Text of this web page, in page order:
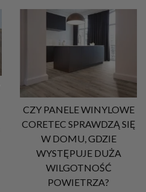
CZY PANELE WINYLOWE
CORETEC SPRAWDZĄ SIĘ
W DOMU, GDZIE
WYSTĘPUJE DUŻA
WILGOTNOŚĆ
POWIETRZA?